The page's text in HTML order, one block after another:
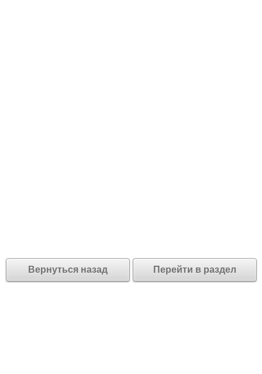
Вернуться назад Перейти в раздел